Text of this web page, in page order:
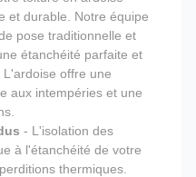
et durable. Notre équipe
pose traditionnelle et
étanchéité parfaite et
offre une
aux intempéries et une
- L'isolation des
à l'étanchéité de votre
thermiques.